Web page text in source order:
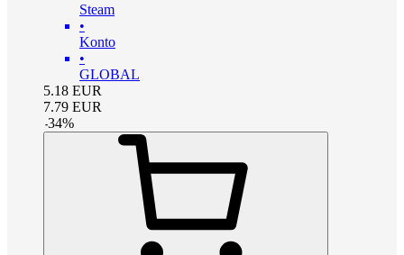
Steam
•
Konto
•
GLOBAL
5.18 EUR
7.79 EUR
-34%